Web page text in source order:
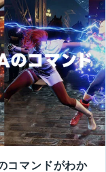
コマンドがわか